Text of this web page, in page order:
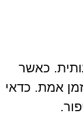
כאשר
אמת. כדאי